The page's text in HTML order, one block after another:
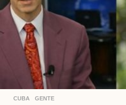
CUBA ,GENTE